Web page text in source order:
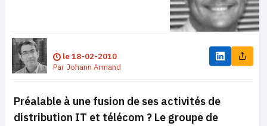
le18-02-2010
Par Johann Armand
Préalable à une fusion de ses activités de
distribution IT et télécom ? Le groupe de